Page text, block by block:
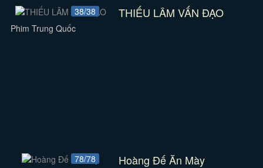
38/38 THIẾU LÂM VẤN ĐẠO
Phim Trung Quốc
78/78 Hoàng Đế Ăn Mày